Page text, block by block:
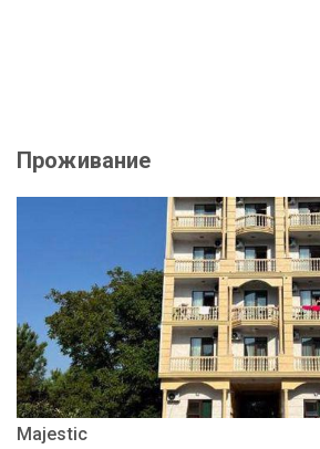
Проживание
Majestic